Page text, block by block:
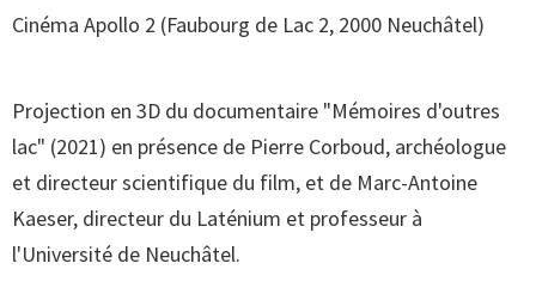
Cinéma Apollo 2 (Faubourg de Lac 2, 2000 Neuchâtel)
Projection en 3D du documentaire "Mémoires d'outres
lac" (2021) en présence de Pierre Corboud, archéologue
et directeur scientifique du film, et de Marc-Antoine
Kaeser, directeur du Laténium et professeur à
l'Université de Neuchâtel.